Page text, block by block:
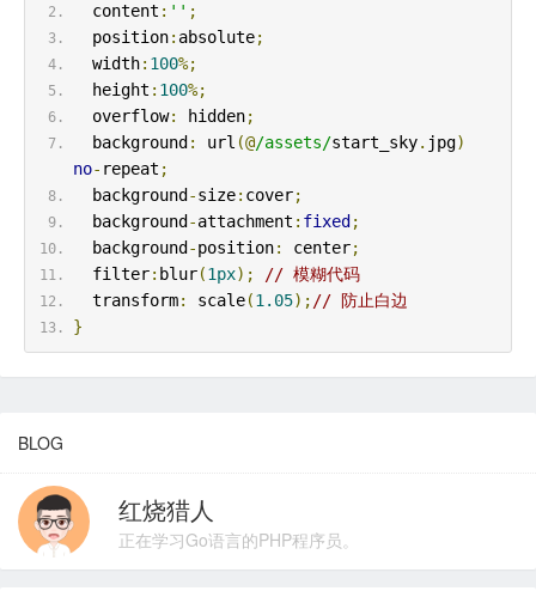
  content
: '' ;
  position
: absolute;
  width
: 100%;
  height
: 100%;
  overflow
: hidden;
  background
: url (@/assets/start_sky. jpg)
no- repeat ;
  background
-size: cover;
  background
-attachment : fixed ;
  background
-position: center;
  filter
: blur(1px);
// 模糊代码
  transform
: scale(1.05); // 防止白边
}
BLOG
红烧猎人
正在学习Go语言的PHP程序员。